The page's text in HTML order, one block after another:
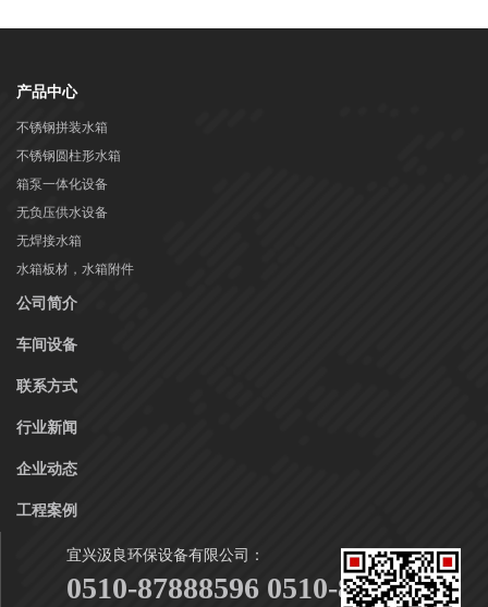
产品中心
不锈钢拼装水箱
不锈钢圆柱形水箱
箱泵一体化设备
无负压供水设备
无焊接水箱
水箱板材，水箱附件
公司简介
车间设备
联系方式
行业新闻
企业动态
工程案例
宜兴汲良环保设备有限公司：
0510-87888596 0510-87888916